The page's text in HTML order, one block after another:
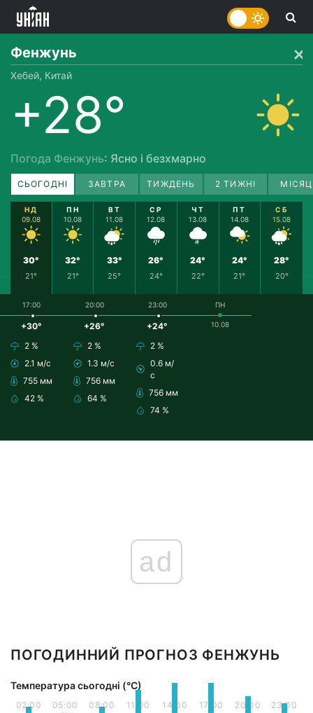
Фенжунь
Хебей, Китай
+28°
Погода Фенжунь: Ясно і безхмарно
СЬОГОДНІ ЗАВТРА ТИЖДЕНЬ 2 ТИЖНІ
НД
09.08
30°
21°
ПН
10.08
32°
21°
ВТ
11.08
33°
25°
СР
12.08
26°
24°
ЧТ
13.08
24°
22°
ПТ
14.08
24°
21°
СБ
15.08
28°
20°
17:00
+30°
2 %
2.1 м/с
755 мм
42 %
20:00
+26°
2 %
1.3 м/с
756 мм
64 %
23:00
+24°
2 %
0.6 м/
с
756 мм
74 %
ПН
10.08
ad
ПОГОДИННИЙ ПРОГНОЗ ФЕНЖУНЬ
Температура сьогодні (°С)
02:00 05:00 08:00 11:00 14:00 17:00 20:00 23:00